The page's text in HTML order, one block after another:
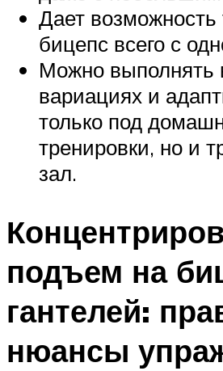
Дает возможность
бицепс всего с
Можно выполнять
вариациях и
только под
тренировки, но и
зал.
подъем на
гантелей:
нюансы